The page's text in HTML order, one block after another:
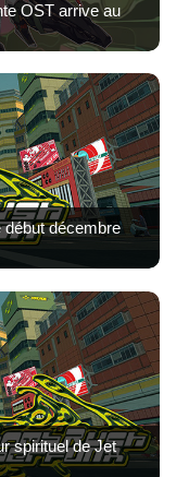
OST arrive au
décembre
spirituel de Jet